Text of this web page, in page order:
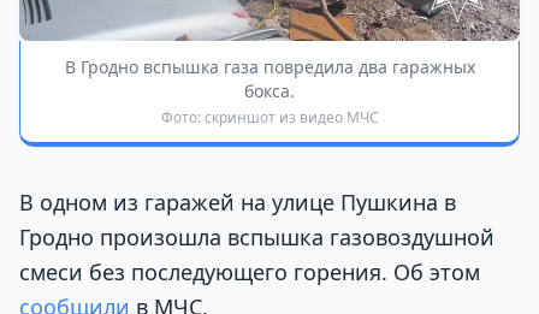
В Гродно вспышка газа повредила два гаражных
бокса.
Фото: скриншот из видео МЧС
В одном из гаражей на улице Пушкина в
Гродно произошла вспышка газовоздушной
смеси без последующего горения. Об этом
сообщили в МЧС.